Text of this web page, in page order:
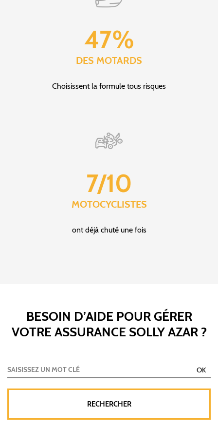
47%
DES MOTARDS
Choisissent la formule tous risques
7/10
MOTOCYCLISTES
ont déjà chuté une fois
BESOIN D’AIDE POUR GÉRER
VOTRE ASSURANCE SOLLY AZAR ?